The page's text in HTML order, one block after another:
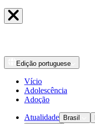
Edição portuguese
Vício
Adolescência
Adoção
Atualidade Brasil